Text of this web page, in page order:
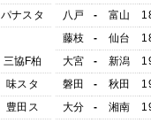
パナスタ
三協F柏
味スタ
豊田ス
八戸
- 富山
藤枝
- 仙台
大宮
- 新潟
磐田
- 秋田
大分
- 湘南